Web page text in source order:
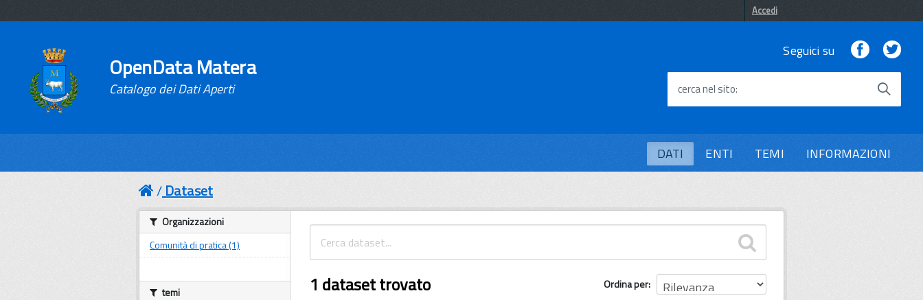
Accedi
OpenData Matera
Catalogo dei Dati Aperti
Seguici su Facebook
cerca nel sito
DATI ENTI TEMI INFORMAZIONI
Dataset
Ordina per
1 dataset trovato
Organizzazioni
Comunità di pratica (1)
temi